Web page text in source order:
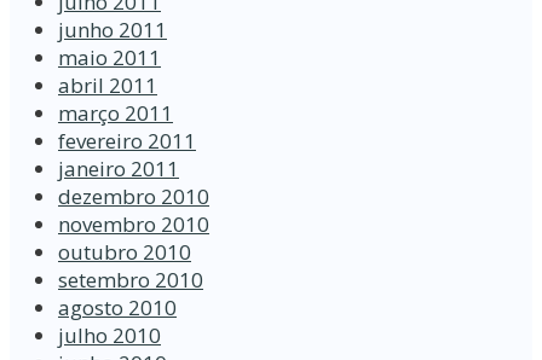
junho 2011
maio 2011
abril 2011
março 2011
fevereiro 2011
janeiro 2011
dezembro 2010
novembro 2010
outubro 2010
setembro 2010
agosto 2010
julho 2010